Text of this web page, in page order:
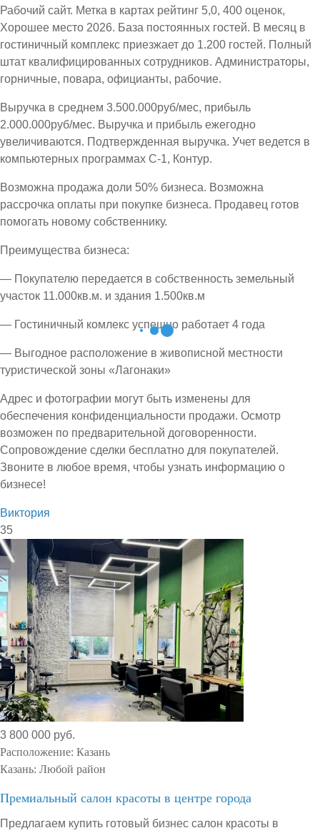
Рабочий сайт. Метка в картах рейтинг 5,0, 400 оценок,
Хорошее место 2026. База постоянных гостей. В месяц в
гостиничный комплекс приезжает до 1.200 гостей. Полный
штат квалифицированных сотрудников. Администраторы,
горничные, повара, официанты, рабочие.
Выручка в среднем 3.500.000руб/мес, прибыль
2.000.000руб/мес. Выручка и прибыль ежегодно
увеличиваются. Подтвержденная выручка. Учет ведется в
компьютерных программах С-1, Контур.
Возможна продажа доли 50% бизнеса. Возможна
рассрочка оплаты при покупке бизнеса. Продавец готов
помогать новому собственнику.
Преимущества бизнеса:
— Покупателю передается в собственность земельный
участок 11.000кв.м. и здания 1.500кв.м
— Гостиничный комлекс успешно работает 4 года
— Выгодное расположение в живописной местности
туристической зоны «Лагонаки»
Адрес и фотографии могут быть изменены для
обеспечения конфиденциальности продажи. Осмотр
возможен по предварительной договоренности.
Сопровождение сделки бесплатно для покупателей.
Звоните в любое время, чтобы узнать информацию о
бизнесе!
Виктория
35
3 800 000 руб.
Расположение: Казань
Казань: Любой район
Премиальный салон красоты в центре города
Предлагаем купить готовый бизнес салон красоты в